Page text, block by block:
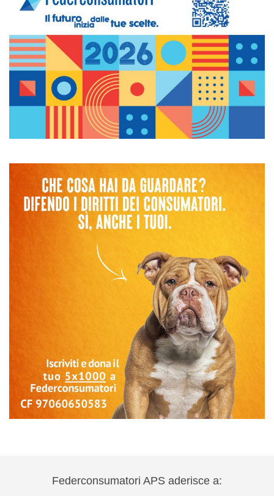
Federconsumatori APS aderisce a: